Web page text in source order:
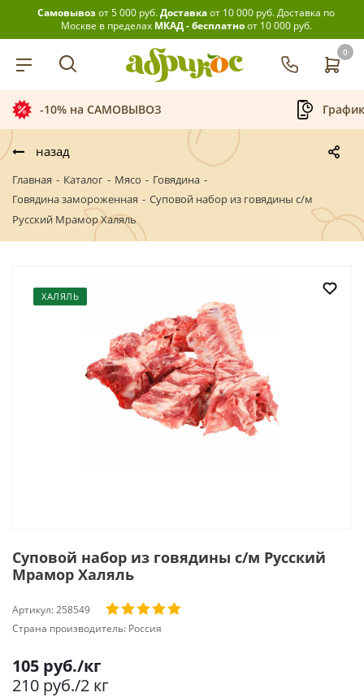
Самовывозот 5 000 руб.Доставкаот 10 000 руб.Доставка по
Москве в пределах МКАД - бесплатноот 10 000 руб.
0
-10% на САМОВЫВОЗ
назад
Главная - Каталог - Мясо - Говядина -
Говядина замороженная - Суповой набор из говядины с/м
Русский Мрамор Халяль
ХАЛЯЛЬ
Суповой набор из говядины с/м Русский
Мрамор Халяль
Артикул:258549
Страна производитель: Россия
105 руб./кг
210 руб./2 кг